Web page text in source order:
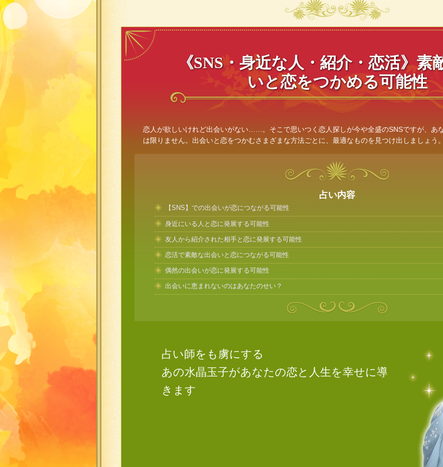
《SNS・身近な人・紹介・恋活》素
いと恋をつかめる可能性
恋人が欲しいけれど出会いがない……。そこで思いつく恋人探しが今や全盛のSNSですが、あ
は限りません。出会いと恋をつかむさまざまな方法ごとに、最適なものを見つけ出しましょう。
占い内容
【SNS】での出会いが恋につながる可能性
身近にいる人と恋に発展する可能性
友人から紹介された相手と恋に発展する可能性
恋活で素敵な出会いと恋につながる可能性
偶然の出会いが恋に発展する可能性
出会いに恵まれないのはあなたのせい？
占い師をも虜にする
あの水晶玉子があなたの恋と人生を幸せに導
きます